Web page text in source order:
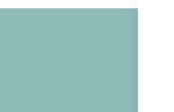
Online Shop für
& Abstrakte Kunst für